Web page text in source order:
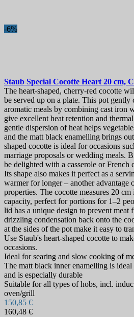
-6%
Staub Special Cocotte Heart 20 cm,
The heart-shaped, cherry-red cocotte
be served up on a plate. This pot gently
aromatic meals by combining cast iron
give excellent heat retention and
gentle dispersion of heat helps
and the matt black enamelling brings
shaped cocotte is ideal for occasions
marriage proposals or wedding meals.
be delighted with a casserole or French
Its shape also makes it perfect as a
warmer for longer – another advantage
properties. The cocotte measures 20
capacity, perfect for portions for 1–2
lid has a unique design to prevent meat
drizzling condensation back onto the
at the sides of the pot make it easy to
Use Staub's heart-shaped cocotte to
occasions.
Ideal for searing and slow cooking of
The matt black inner enamelling is
and is especially durable
Suitable for all types of hobs, incl.
oven/grill
150,85 €
160,48 €